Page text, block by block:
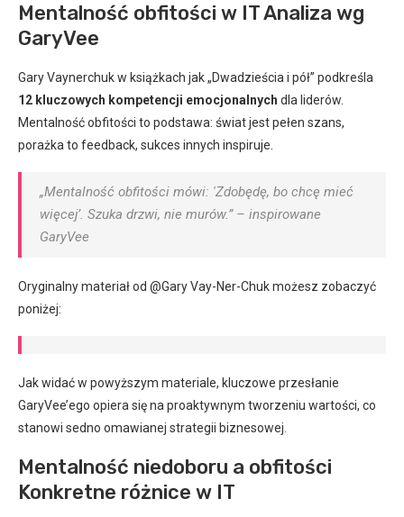
Mentalność obfitości w IT Analiza wg
GaryVee
Gary Vaynerchuk w książkach jak „Dwadzieścia i pół” podkreśla
12 kluczowych kompetencji emocjonalnych dla liderów.
Mentalność obfitości to podstawa: świat jest pełen szans,
porażka to feedback, sukces innych inspiruje.
„Mentalność obfitości mówi: 'Zdobędę, bo chcę mieć
więcej’. Szuka drzwi, nie murów.” – inspirowane
GaryVee
Oryginalny materiał od @Gary Vay-Ner-Chuk możesz zobaczyć
poniżej:
Jak widać w powyższym materiale, kluczowe przesłanie
GaryVee’ego opiera się na proaktywnym tworzeniu wartości, co
stanowi sedno omawianej strategii biznesowej.
Mentalność niedoboru a obfitości
Konkretne różnice w IT